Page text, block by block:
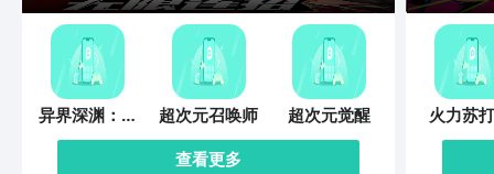
异界深渊：觉
醒
超次元召唤师
超次元觉醒
查看更多
火力苏